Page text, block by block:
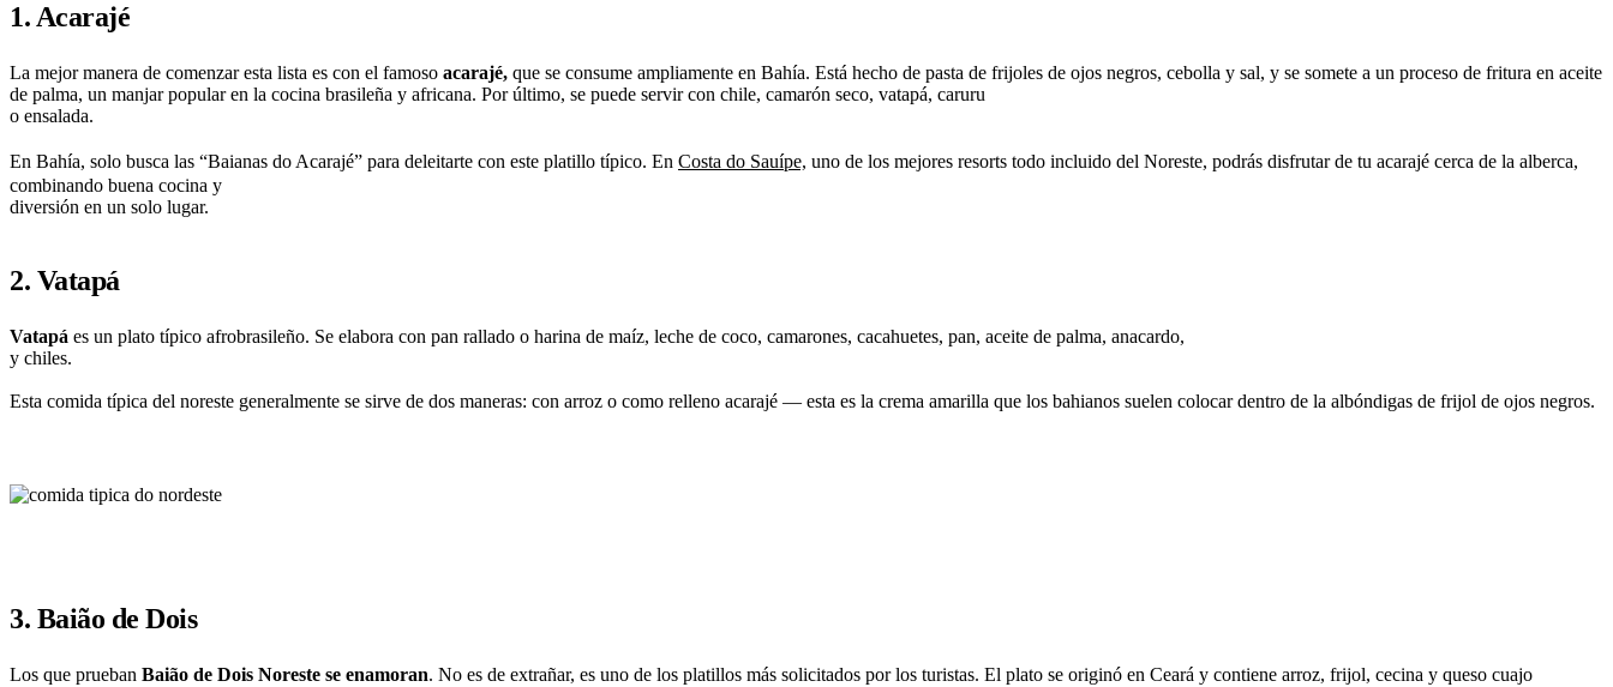
1. Acarajé
La mejor manera de comenzar esta lista es con el famoso acarajé, que se consume ampliamente en Bahía. Está hecho de pasta de frijoles de ojos negros, cebolla y sal, y se somete a un proceso de fritura en aceite
de palma, un manjar popular en la cocina brasileña y africana. Por último, se puede servir con chile, camarón seco, vatapá, caruru
o ensalada.
En Bahía, solo busca las “Baianas do Acarajé” para deleitarte con este platillo típico. En Costa do Sauípe, uno de los mejores resorts todo incluido del Noreste, podrás disfrutar de tu acarajé cerca de la alberca,
combinando buena cocina y
diversión en un solo lugar.
2. Vatapá
Vatapá es un plato típico afrobrasileño. Se elabora con pan rallado o harina de maíz, leche de coco, camarones, cacahuetes, pan, aceite de palma, anacardo,
y chiles.
Esta comida típica del noreste generalmente se sirve de dos maneras: con arroz o como relleno acarajé — esta es la crema amarilla que los bahianos suelen colocar dentro de la albóndigas de frijol de ojos negros.
3. Baião de Dois
Los que prueban Baião de Dois Noreste se enamoran. No es de extrañar, es uno de los platillos más solicitados por los turistas. El plato se originó en Ceará y contiene arroz, frijol, cecina y queso cuajo